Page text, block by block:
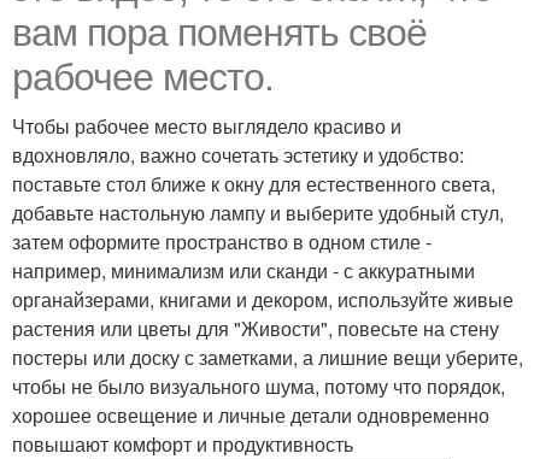
вам пора поменять своё
рабочее место.
Чтобы рабочее место выглядело красиво и
вдохновляло, важно сочетать эстетику и удобство:
поставьте стол ближе к окну для естественного света,
добавьте настольную лампу и выберите удобный стул,
затем оформите пространство в одном стиле -
например, минимализм или сканди - с аккуратными
органайзерами, книгами и декором, используйте живые
растения или цветы для "Живости", повесьте на стену
постеры или доску с заметками, а лишние вещи уберите,
чтобы не было визуального шума, потому что порядок,
хорошее освещение и личные детали одновременно
повышают комфорт и продуктивность